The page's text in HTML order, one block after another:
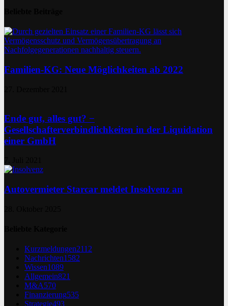
Familien-KG: Neue Möglichkeiten ab 2022
Ende gut, alles gut? −
Gesellschafterverbindlichkeiten in der Liquidation
einer GmbH
Autovermieter Starcar meldet Insolvenz an
Kurzmeldungen2112
Nachrichten1582
Wissen1089
Allgemein821
M&A570
Finanzierung535
Strategie493